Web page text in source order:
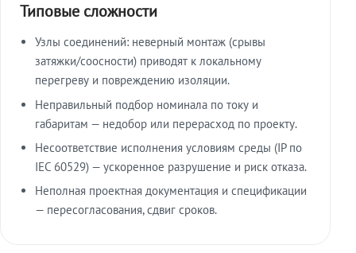
Типовые сложности
Узлы соединений: неверный монтаж (срывы
затяжки/соосности) приводят к локальному
перегреву и повреждению изоляции.
Неправильный подбор номинала по току и
габаритам — недобор или перерасход по проекту.
Несоответствие исполнения условиям среды (IP по
IEC 60529) — ускоренное разрушение и риск отказа.
Неполная проектная документация и спецификации
— пересогласования, сдвиг сроков.